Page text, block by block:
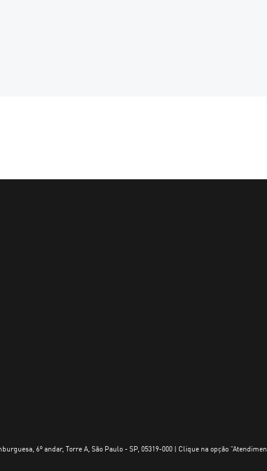
6º andar, Torre A, São Paulo - SP, 05319-000 | Clique na opção